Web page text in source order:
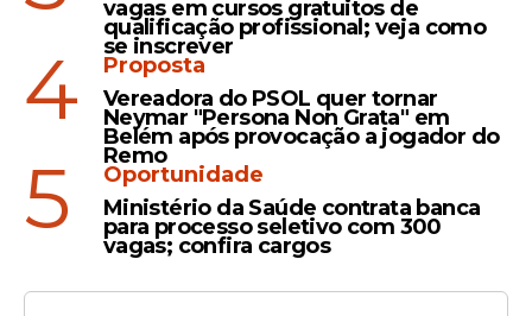
Retrospecto
Atlético de Madrid, de
Simeone, nunca perdeu
jogos de mata-mata da
Champions League em
casa; confira
vagas em cursos gratuitos de
qualificação profissional; veja como
se inscrever
4
Proposta
Vereadora do PSOL quer tornar
Neymar "Persona Non Grata" em
Belém após provocação a jogador do
Remo
5
Oportunidade
Ministério da Saúde contrata banca
para processo seletivo com 300
vagas; confira cargos